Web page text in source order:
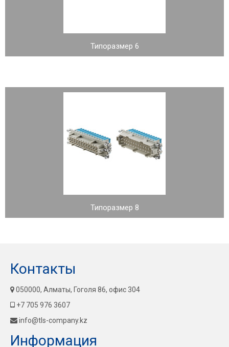
Типоразмер 6
Типоразмер 8
Контакты
050000, Алматы, Гоголя 86, офис 304
+7 705 976 3607
info@tls-company.kz
Информация